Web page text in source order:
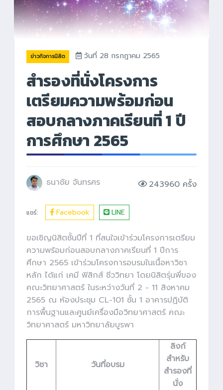
ข่าวกิจการนิสิต วันที่ 28 กรกฎาคม 2565
สำรองที่นั่งโครงการ
เตรียมความพร้อมก่อน
สอบกลางภาคเรียนที่ 1 ปี
การศึกษา 2565
ธนาชัย จันทรศร 243960 ครั้ง
แชร์: Facebook LINE
ขอเชิญนิสิตชั้นปีที่ 1 ที่สนใจเข้าร่วมโครงการเตรียม
ความพร้อมก่อนสอบกลางภาคเรียนที่ 1 ปีการ
ศึกษา 2565 เข้าร่วมโครงการอบรมในเนื้อหาวิชา
หลัก ได้แก่ เคมี ฟิสิกส์ ชีววิทยา โดยนิสิตรุ่นพี่ของ
คณะวิทยาศาสตร์ ในระหว่างวันที่ 2 - 11 สิงหาคม
2565 ณ ห้องประชุม CL-101 ชั้น 1 อาคารปฏิบัติ
การพื้นฐานและศูนย์เครื่องมือวิทยาศาสตร์ คณะ
วิทยาศาสตร์ มหาวิทยาลัยบูรพา
วิชา วันที่อบรม
ลิงก์
สำหรับ
สำรองที่
นั่ง